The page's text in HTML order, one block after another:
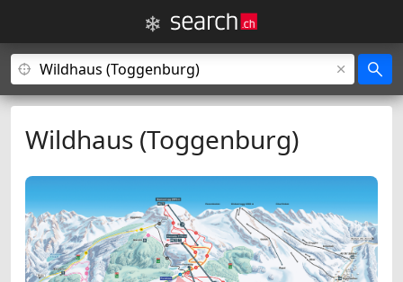
Wildhaus (Toggenburg)